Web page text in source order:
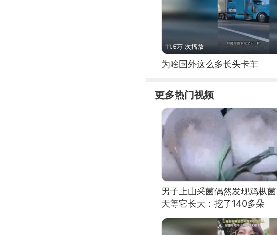
11.5万 次播放
为啥国外这么多长头卡车
更多热门视频
男子上山采菌偶然发现鸡枞
天等它长大：挖了140多朵